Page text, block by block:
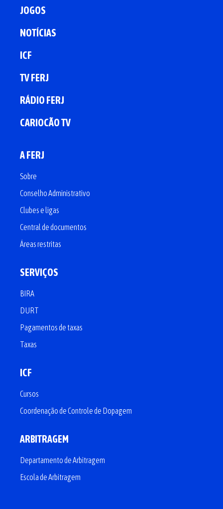
JOGOS
NOTÍCIAS
ICF
TV FERJ
RÁDIO FERJ
CARIOCÃO TV
A FERJ
Sobre
Conselho Administrativo
Clubes e ligas
Central de documentos
Áreas restritas
SERVIÇOS
BIRA
DURT
Pagamentos de taxas
Taxas
ICF
Cursos
Coordenação de Controle de Dopagem
ARBITRAGEM
Departamento de Arbitragem
Escola de Arbitragem